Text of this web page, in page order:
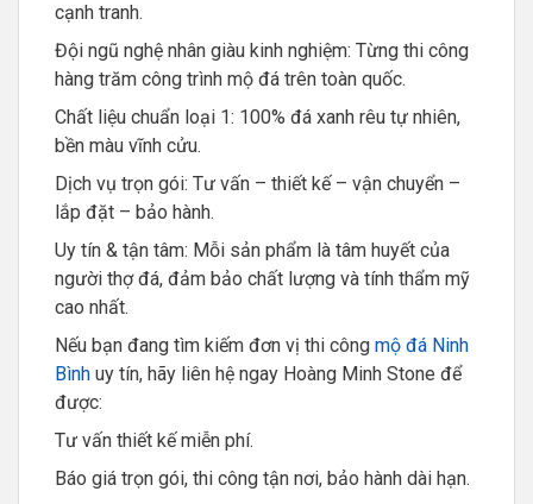
cạnh tranh.
Đội ngũ nghệ nhân giàu kinh nghiệm: Từng thi công
hàng trăm công trình mộ đá trên toàn quốc.
Chất liệu chuẩn loại 1: 100% đá xanh rêu tự nhiên,
bền màu vĩnh cửu.
Dịch vụ trọn gói: Tư vấn – thiết kế – vận chuyển –
lắp đặt – bảo hành.
Uy tín & tận tâm: Mỗi sản phẩm là tâm huyết của
người thợ đá, đảm bảo chất lượng và tính thẩm mỹ
cao nhất.
Nếu bạn đang tìm kiếm đơn vị thi công mộ đá Ninh
Bình uy tín, hãy liên hệ ngay Hoàng Minh Stone để
được:
Tư vấn thiết kế miễn phí.
Báo giá trọn gói, thi công tận nơi, bảo hành dài hạn.